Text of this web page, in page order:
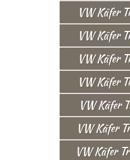
VW Käfer
VW Käfer
VW Käfer
VW Käfer
VW Käfer
VW Käfer
VW Käfer